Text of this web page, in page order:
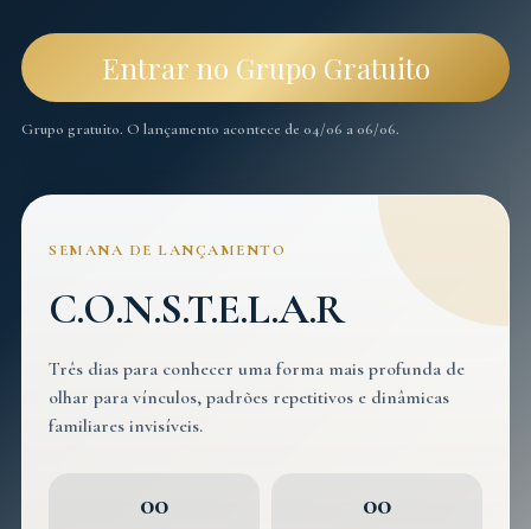
Entrar no Grupo Gratuito
Grupo gratuito. O lançamento acontece de 04/06 a 06/06.
SEMANA DE LANÇAMENTO
C.O.N.S.T.E.L.A.R
Três dias para conhecer uma forma mais profunda de
olhar para vínculos, padrões repetitivos e dinâmicas
familiares invisíveis.
00 00